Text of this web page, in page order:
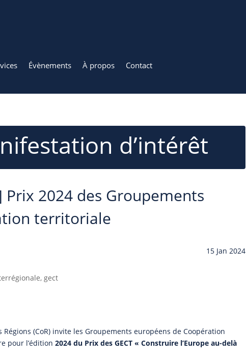
Évènements À propos Contact
d’intérêt
2024 des Groupements
territoriale
15 Jan 2024
gect
(CoR) invite les Groupements européens de Coopération
pour l’édition2024 du Prix des GECT « Construire l’Europe au-delà